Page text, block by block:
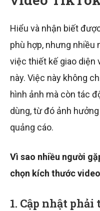
Hiểu và nhận biết
phù hợp, nhưng nhiều
việc thiết kế giao diện
này. Việc này không
hình ảnh mà còn tác
dùng, từ đó ảnh
quảng cáo.
Vì sao nhiều người
chọn kích thước
1. Cập nhật